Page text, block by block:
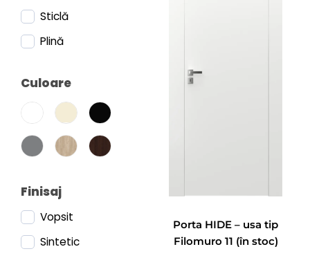
Sticlă
Plină
Culoare
Finisaj
Vopsit
Sintetic
Porta HIDE – usa tip
Filomuro 11 (în stoc)